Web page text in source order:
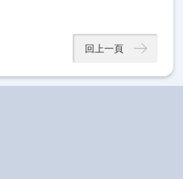
回上一頁